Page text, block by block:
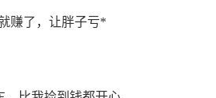
赚了，让胖子亏*